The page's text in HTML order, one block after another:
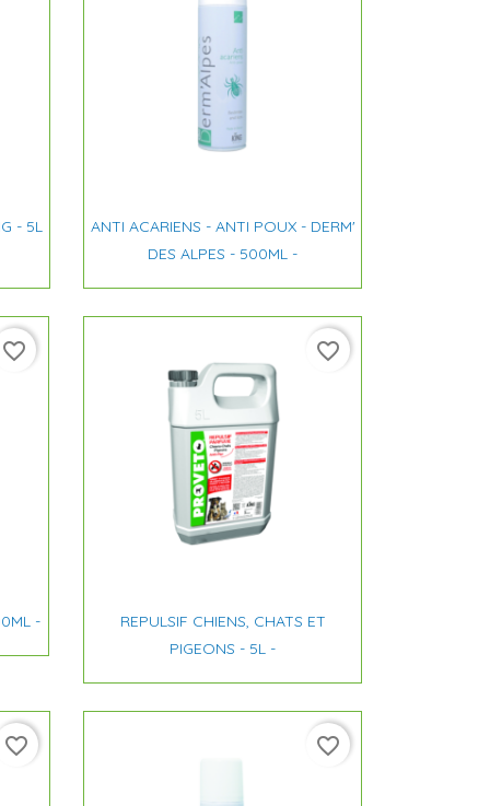
- 5L
Aperçu rapide
ANTI ACARIENS - ANTI POUX - DERM'
DES ALPES - 500ML -
-
favorite_border
Aperçu rapide
REPULSIF CHIENS, CHATS ET
PIGEONS - 5L -
favorite_border
favorite_border favorite_border